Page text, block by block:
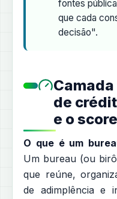
fontes
que cada
decisão".
de
e o score
O que é um
Um bureau (ou
que reúne,
de adimplência e